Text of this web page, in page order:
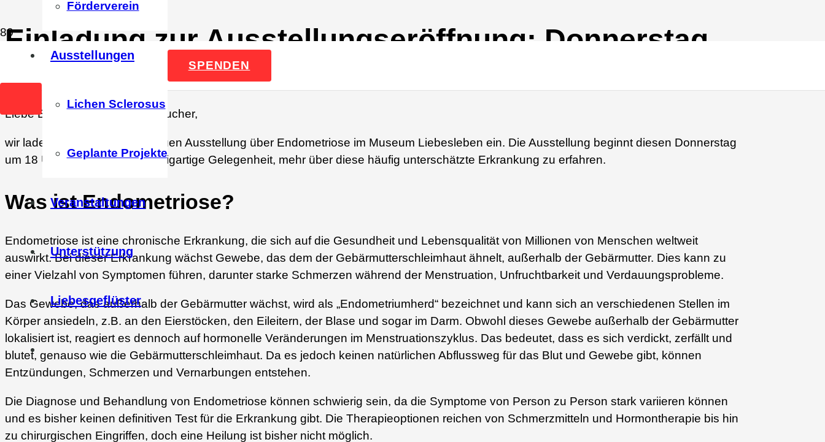
Förderverein
Ausstellungen
Lichen Sclerosus
Geplante Projekte
Veranstaltungen
Unterstützung
Liebesgeflüster
SPENDEN
Einladung zur Ausstellungseröffnung: Donnerstag,
18 Uhr
Liebe Besucherinnen und Besucher,
wir laden euch herzlich zur neuen Ausstellung über Endometriose im Museum Liebesleben ein. Die Ausstellung beginnt diesen Donnerstag
um 18 Uhr und bietet eine einzigartige Gelegenheit, mehr über diese häufig unterschätzte Erkrankung zu erfahren.
Was ist Endometriose?
Endometriose ist eine chronische Erkrankung, die sich auf die Gesundheit und Lebensqualität von Millionen von Menschen weltweit
auswirkt. Bei dieser Erkrankung wächst Gewebe, das dem der Gebärmutterschleimhaut ähnelt, außerhalb der Gebärmutter. Dies kann zu
einer Vielzahl von Symptomen führen, darunter starke Schmerzen während der Menstruation, Unfruchtbarkeit und Verdauungsprobleme.
Das Gewebe, das außerhalb der Gebärmutter wächst, wird als „Endometriumherd“ bezeichnet und kann sich an verschiedenen Stellen im
Körper ansiedeln, z.B. an den Eierstöcken, den Eileitern, der Blase und sogar im Darm. Obwohl dieses Gewebe außerhalb der Gebärmutter
lokalisiert ist, reagiert es dennoch auf hormonelle Veränderungen im Menstruationszyklus. Das bedeutet, dass es sich verdickt, zerfällt und
blutet, genauso wie die Gebärmutterschleimhaut. Da es jedoch keinen natürlichen Abflussweg für das Blut und Gewebe gibt, können
Entzündungen, Schmerzen und Vernarbungen entstehen.
Die Diagnose und Behandlung von Endometriose können schwierig sein, da die Symptome von Person zu Person stark variieren können
und es bisher keinen definitiven Test für die Erkrankung gibt. Die Therapieoptionen reichen von Schmerzmitteln und Hormontherapie bis hin
zu chirurgischen Eingriffen, doch eine Heilung ist bisher nicht möglich.